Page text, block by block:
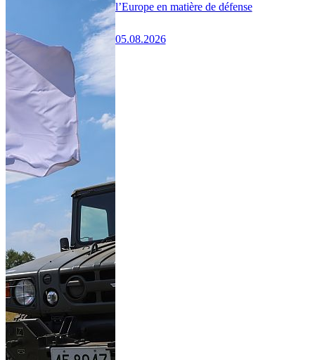
l’Europe en matière de défense
05.08.2026